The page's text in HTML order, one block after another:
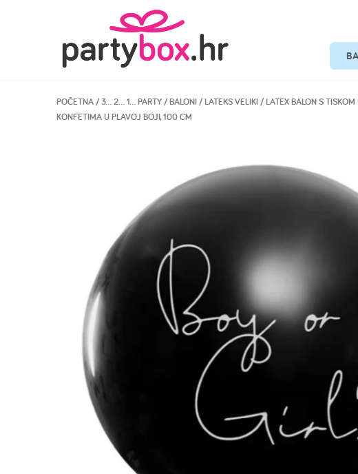
POČETNA/3… 2… 1… PARTY/BALONI/LATEKS VELIKI/ LATEX BALON S
KONFETIMA U PLAVOJ BOJI, 100 CM